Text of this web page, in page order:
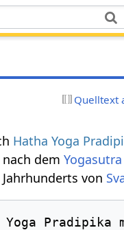
Quelltext
Hatha Yoga
nach demYogasutra
von